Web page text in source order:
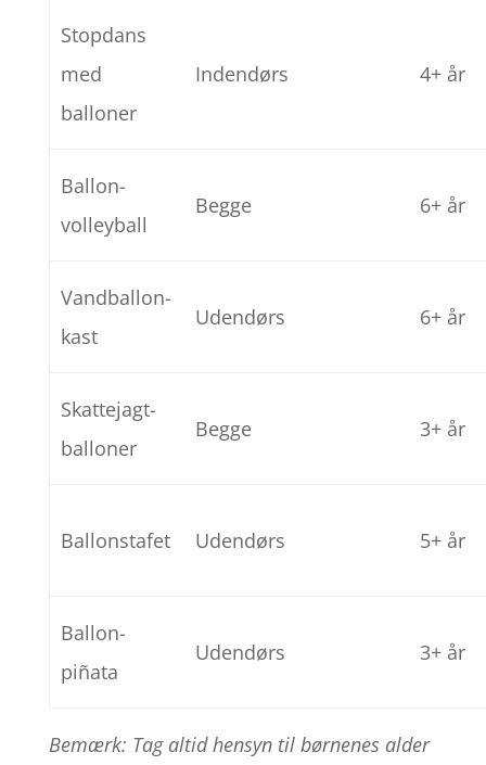
Stopdans
med
balloner
Indendørs 4+ år
Ballon-
volleyball
Begge 6+ år
Vandballon-
kast
Udendørs 6+ år
Skattejagt-
balloner
Begge 3+ år
Ballonstafet Udendørs 5+ år
Ballon-
piñata
Udendørs 3+ år
Bemærk: Tag altid hensyn til børnenes alder